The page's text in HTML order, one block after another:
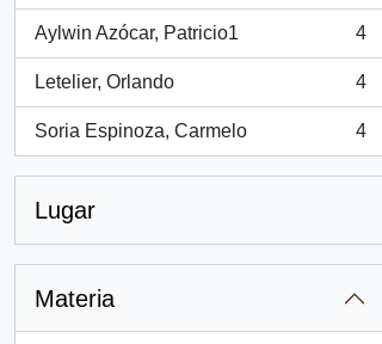
Aylwin Azócar, Patricio1
, 4 resultados
4
Letelier, Orlando
, 4 resultados
4
Soria Espinoza, Carmelo
, 4 resultados
4
Lugar
Materia